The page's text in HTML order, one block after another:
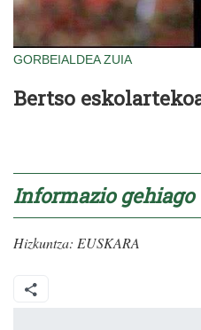
GORBEIALDEA ZUIA
Bertso
Informazio gehiago
Hizkuntza: EUSKARA